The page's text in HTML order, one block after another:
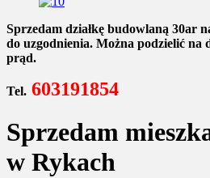
Sprzedam działkę budowlaną 30ar
do uzgodnienia. Można podzielić na
prąd.
Tel. 603191854
Sprzedam
w Rykach